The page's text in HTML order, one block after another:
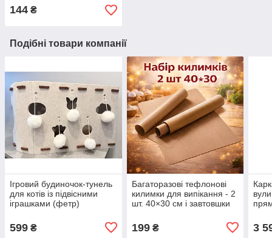
144 ₴
Подібні товари компанії
Ігровий будиночок-тунель
для котів із підвісними
іграшками (фетр)
599 ₴
Багаторазові тефлонові
килимки для випікання - 2
шт. 40×30 см і завтовшки
покриттям
199₴ 3